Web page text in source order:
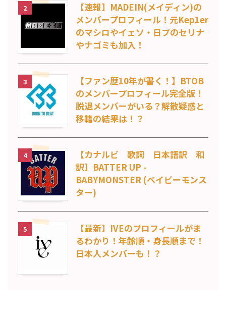
2
【速報】MADEIN(メイディン)の
メンバープロフィール！元Kep1er
のマシロやイェソ・日プのセリナ
やナゴミも加入！
3
【ファン歴10年が書く！】BTOB
のメンバープロフィール完全版！
脱退メンバーがいる？解散疑惑と
移籍の結果は！？
4
【カナルビ 歌詞 日本語訳 和
訳】BATTER UP -
BABYMONSTER (ベイビーモンス
ター)
5
【最新】IVEのプロフィールがま
るわかり！年齢順・身長順まで！
日本人メンバーも！？